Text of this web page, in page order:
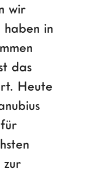
wir
haben in
das
Heute
zur